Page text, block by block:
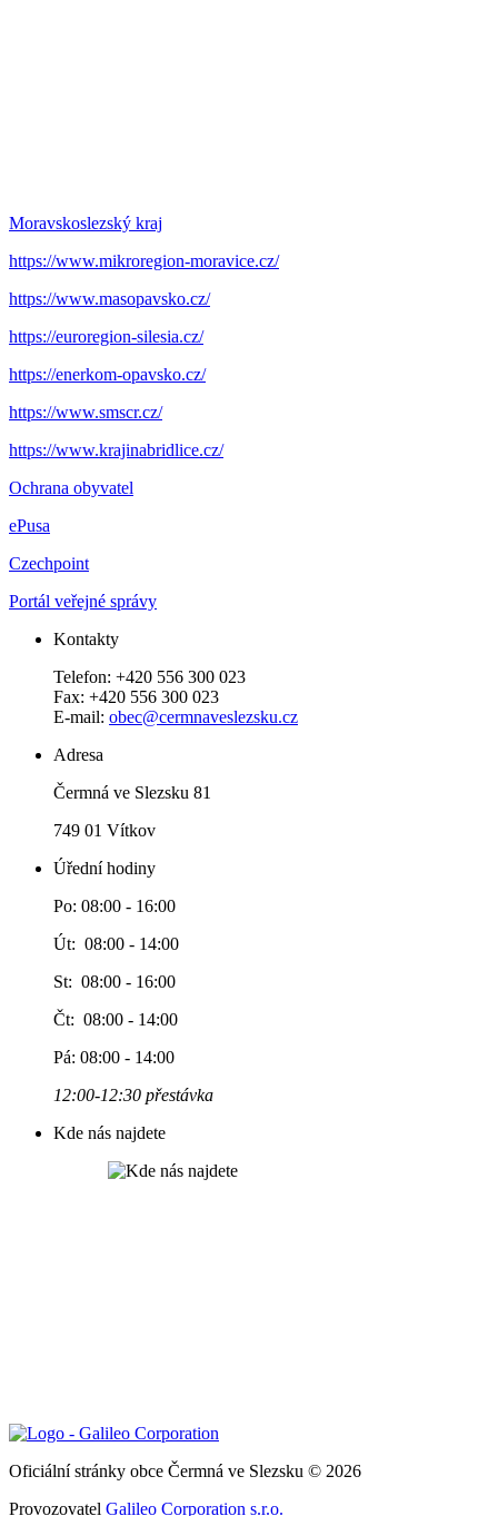
Moravskoslezský kraj
https://www.mikroregion-moravice.cz/
https://www.masopavsko.cz/
https://euroregion-silesia.cz/
https://enerkom-opavsko.cz/
https://www.smscr.cz/
https://www.krajinabridlice.cz/
Ochrana obyvatel
ePusa
Czechpoint
Portál veřejné správy
Kontakty
Telefon: +420 556 300 023
Fax: +420 556 300 023
E-mail: obec@cermnaveslezsku.cz
Adresa
Čermná ve Slezsku 81
749 01 Vítkov
Úřední hodiny
Po: 08:00 - 16:00
Út: 08:00 - 14:00
St: 08:00 - 16:00
Čt: 08:00 - 14:00
Pá: 08:00 - 14:00
12:00-12:30 přestávka
Kde nás najdete
Oficiální stránky obce Čermná ve Slezsku © 2026
Provozovatel Galileo Corporation s.r.o.